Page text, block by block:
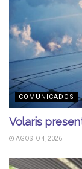
COMUNICADOS
Volaris
AGOSTO 4, 2026